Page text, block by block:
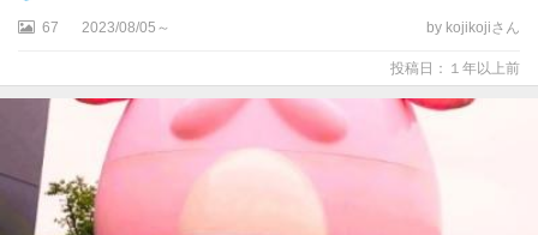
67 2023/08/05～ by kojikojiさん
投稿日：１年以上前